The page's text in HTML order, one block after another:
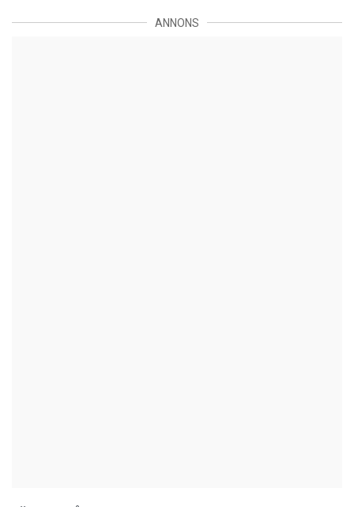
ANNONS